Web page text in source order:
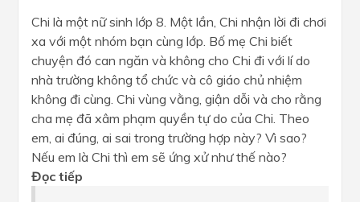
Chi là một nữ sinh lớp 8. Một lần, Chi nhận lời đi chơi
xa với một nhóm bạn cùng lớp. Bố mẹ Chi biết
chuyện đó can ngăn và không cho Chi đi với lí do
nhà trường không tổ chức và cô giáo chủ nhiệm
không đi cùng. Chi vùng vằng, giận dỗi và cho rằng
cha mẹ đã xâm phạm quyền tự do của Chi. Theo
em, ai đúng, ai sai trong trường hợp này? Vì sao?
Nếu em là Chi thì em sẽ ứng xử như thế nào?
Đọc tiếp